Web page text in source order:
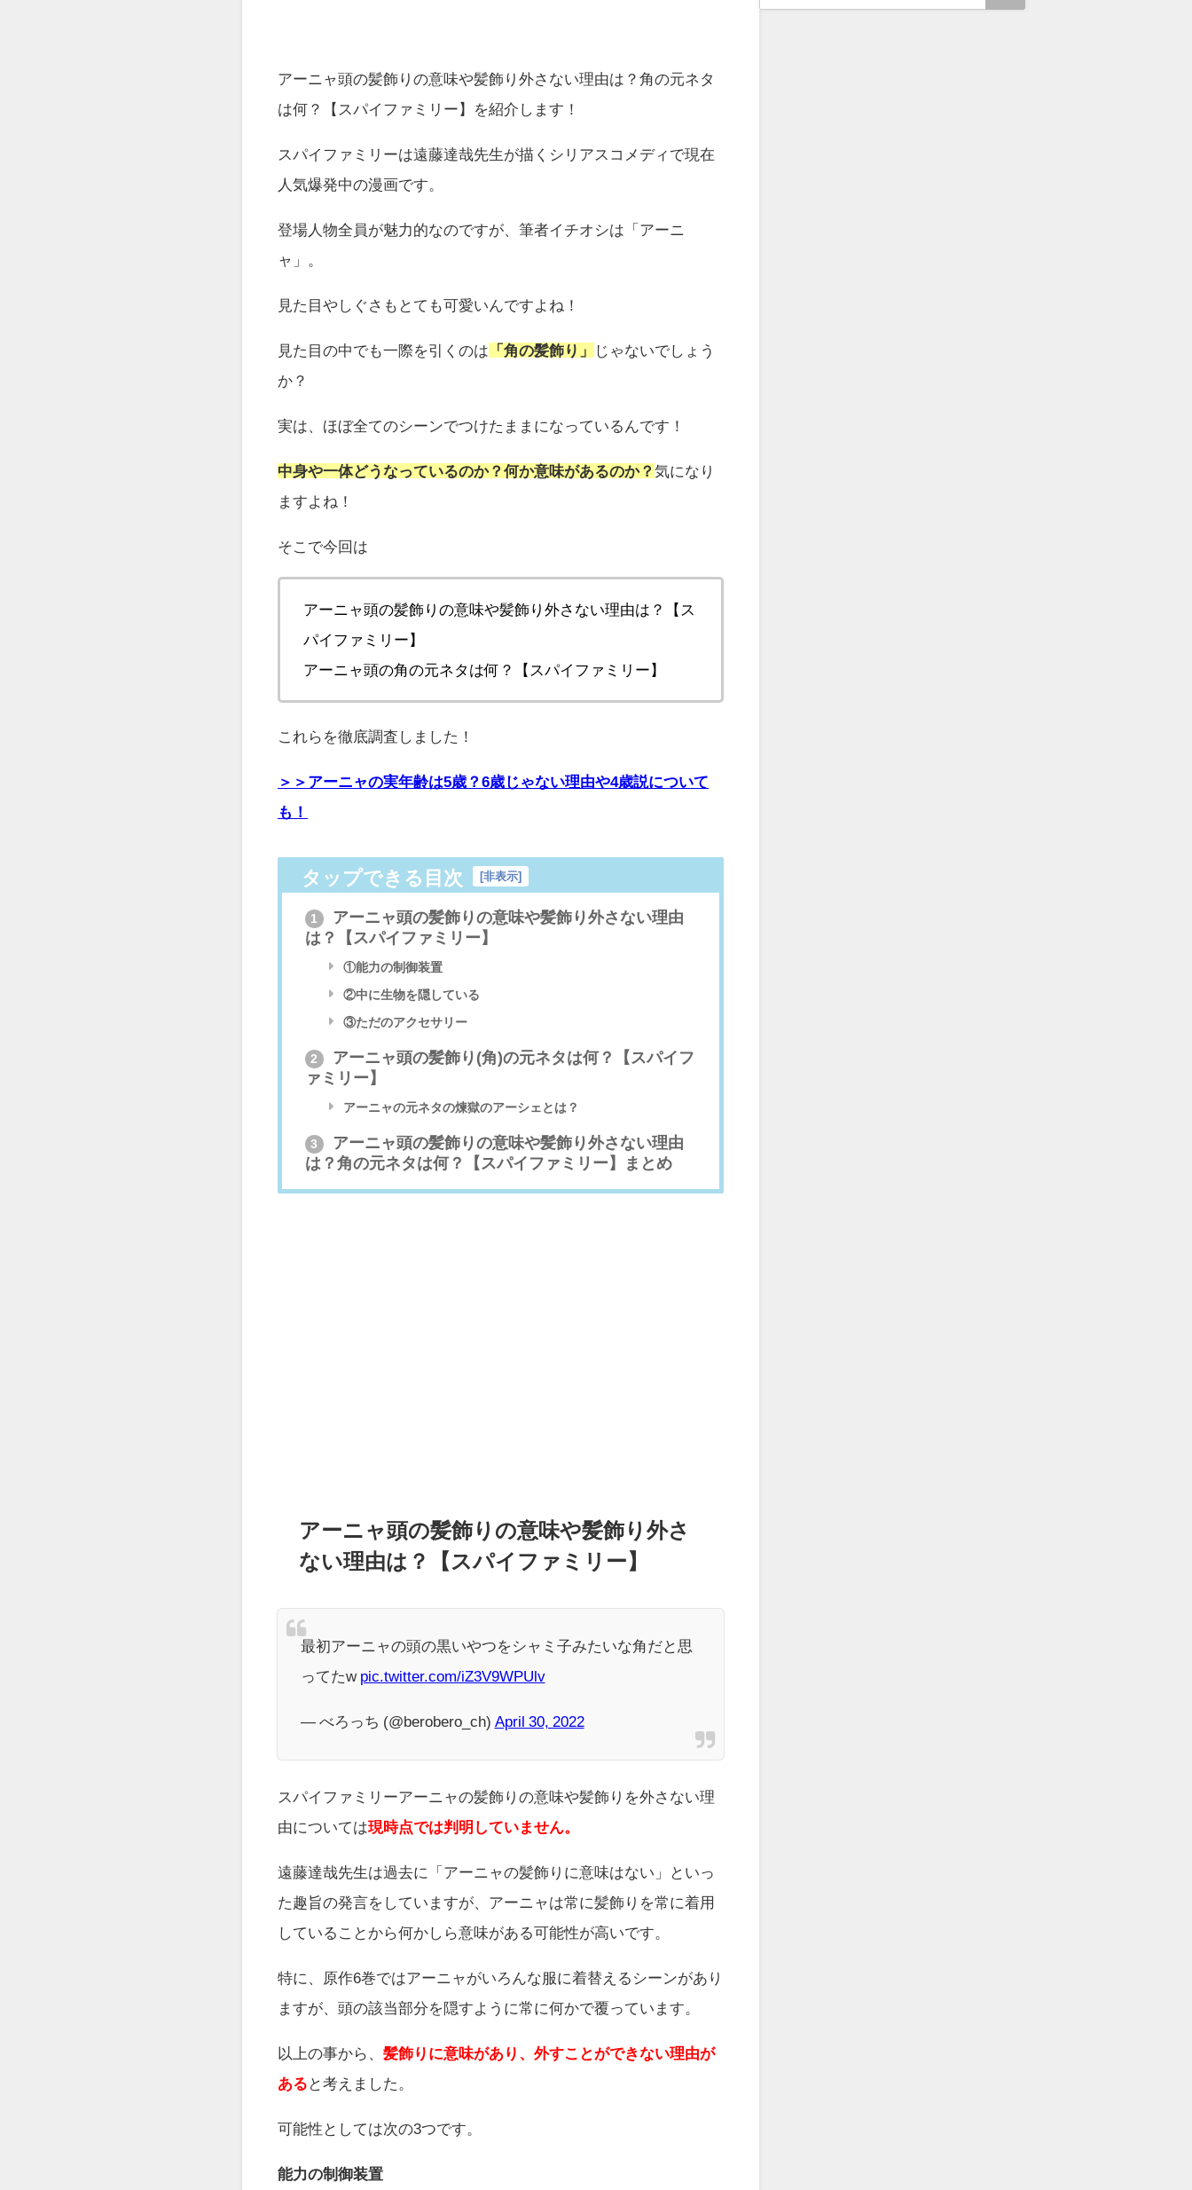
アーニャ頭の髪飾りの意味や髪飾り外さない理由は？角の元ネタ
は何？【スパイファミリー】を紹介します！
スパイファミリーは遠藤達哉先生が描くシリアスコメディで現在
人気爆発中の漫画です。
登場人物全員が魅力的なのですが、筆者イチオシは「アーニ
ャ」。
見た目やしぐさもとても可愛いんですよね！
見た目の中でも一際を引くのは 「角の髪飾り」
じゃないでしょう
か？
実は、ほぼ全てのシーンでつけたままになっているんです！
中身や一体どうなっているのか？何か意味があるのか？ 気になり
ますよね！
そこで今回は
アーニャ頭の髪飾りの意味や髪飾り外さない理由は？【ス
パイファミリー】
アーニャ頭の角の元ネタは何？【スパイファミリー】
これらを徹底調査しました！
＞＞アーニャの実年齢は5歳？6歳じゃない理由や4歳説について
も！
タップできる目次 [非表示]
1
アーニャ頭の髪飾りの意味や髪飾り外さない理由
は？【スパイファミリー】
①能力の制御装置
②中に生物を隠している
③ただのアクセサリー
2
アーニャ頭の髪飾り(角)の元ネタは何？【スパイフ
ァミリー】
アーニャの元ネタの煉獄のアーシェとは？
3
アーニャ頭の髪飾りの意味や髪飾り外さない理由
は？角の元ネタは何？【スパイファミリー】まとめ
アーニャ頭の髪飾りの意味や髪飾り外さ
ない理由は？【スパイファミリー】
最初アーニャの頭の黒いやつをシャミ子みたいな角だと思
ってたw pic.twitter.com/iZ3V9WPUlv
— べろっち (@berobero_ch) April 30, 2022
スパイファミリーアーニャの髪飾りの意味や髪飾りを外さない理
由については現時点では判明していません。
遠藤達哉先生は過去に「アーニャの髪飾りに意味はない」といっ
た趣旨の発言をしていますが、アーニャは常に髪飾りを常に着用
していることから何かしら意味がある可能性が高いです。
特に、原作6巻ではアーニャがいろんな服に着替えるシーンがあり
ますが、頭の該当部分を隠すように常に何かで覆っています。
以上の事から、 髪飾りに意味があり、 外すことができない理由が
ある と考えました。
可能性としては次の3つです。
能力の制御装置